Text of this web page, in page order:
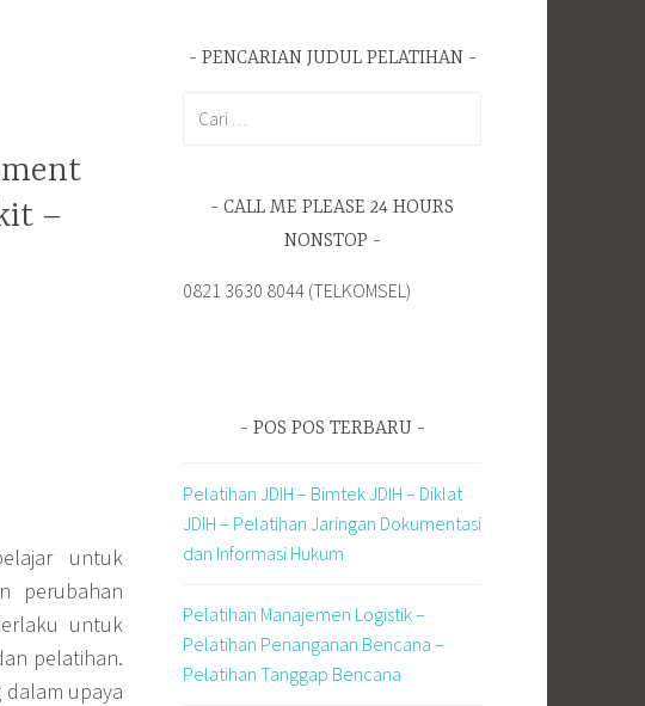
–
untuk
perubahan
untuk
pelatihan.
upaya
PENCARIAN JUDUL PELATIHAN
CALL ME PLEASE 24 HOURS
NONSTOP
0821 3630 8044 (TELKOMSEL)
POS POS TERBARU
Pelatihan JDIH – Bimtek JDIH – Diklat
JDIH – Pelatihan Jaringan Dokumentasi
dan Informasi Hukum
Pelatihan Manajemen Logistik –
Pelatihan Penanganan Bencana –
Pelatihan Tanggap Bencana